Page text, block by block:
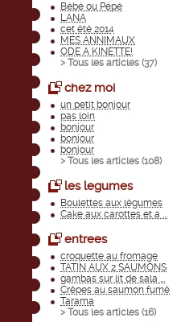
Bébé ou Pépé
LANA
cet été 2014
MES ANNIMAUX
ODE A KINETTE!
> Tous les articles (37)
chez moi
un petit bonjour
pas loin
bonjour
bonjour
bonjour
> Tous les articles (108)
les legumes
Boulettes aux légumes
Cake aux carottes et a ...
entrees
croquette au fromage
TATIN AUX 2 SAUMONS
gambas sur lit de sala ...
Crêpes au saumon fumé
Tarama
> Tous les articles (16)